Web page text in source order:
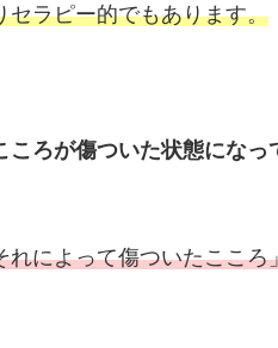
セラピー的でもあります。
ころが傷ついた状態になっ
によって傷ついたこころ